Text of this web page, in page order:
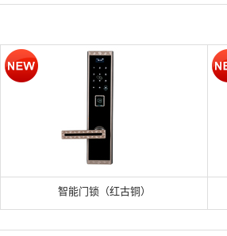
智能门锁（红古铜）